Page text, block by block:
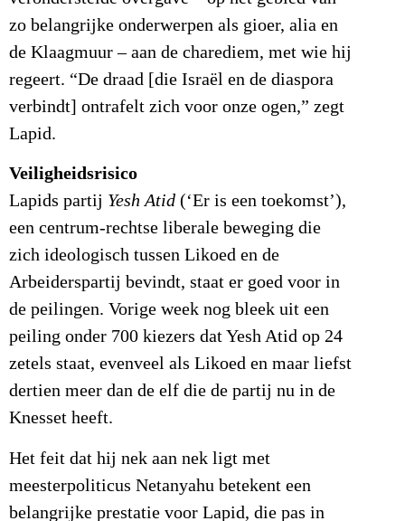
zo belangrijke onderwerpen als gioer, alia en
de Klaagmuur – aan de charediem, met wie hij
regeert. “De draad [die Israël en de diaspora
verbindt] ontrafelt zich voor onze ogen,” zegt
Lapid.
Veiligheidsrisico
Lapids partij Yesh Atid (‘Er is een toekomst’),
een centrum-rechtse liberale beweging die
zich ideologisch tussen Likoed en de
Arbeiderspartij bevindt, staat er goed voor in
de peilingen. Vorige week nog bleek uit een
peiling onder 700 kiezers dat Yesh Atid op 24
zetels staat, evenveel als Likoed en maar liefst
dertien meer dan de elf die de partij nu in de
Knesset heeft.
Het feit dat hij nek aan nek ligt met
meesterpoliticus Netanyahu betekent een
belangrijke prestatie voor Lapid, die pas in